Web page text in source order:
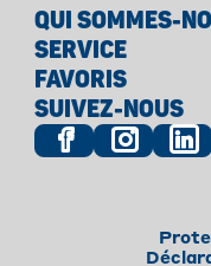
QUI SOMMES-
SERVICE
FAVORIS
SUIVEZ-NOUS